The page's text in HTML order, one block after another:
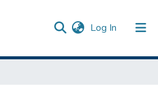
Log In (current)